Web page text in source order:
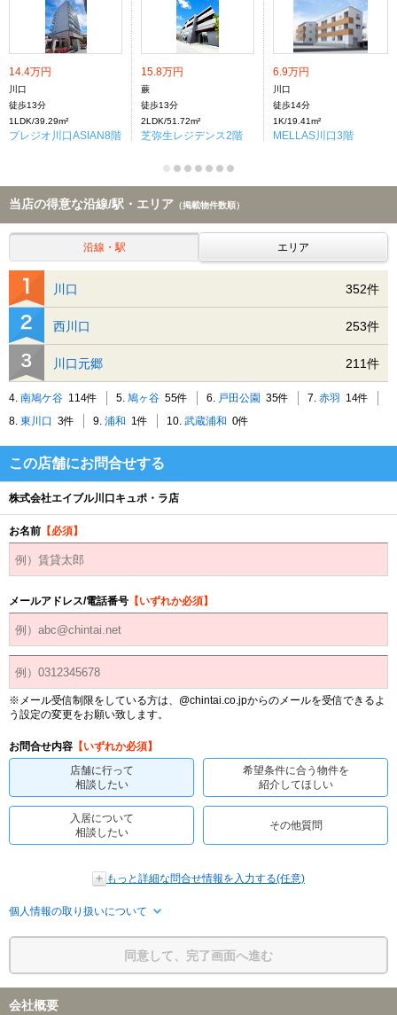
14.4万円
川口
徒歩13分
1LDK/39.29m²
プレジオ川口ASIAN8階
15.8万円
蕨
徒歩13分
2LDK/51.72m²
芝弥生レジデンス2階
6.9万円
川口
徒歩14分
1K/19.41m²
MELLAS川口3階
当店の得意な沿線/駅・エリア （掲載物件数順）
沿線・駅 エリア
川口 352件
西川口 253件
川口元郷 211件
4. 南鳩ケ谷 114件 5. 鳩ヶ谷 55件 6. 戸田公園 35件 7. 赤羽 14件
8. 東川口 3件 9. 浦和 1件 10. 武蔵浦和 0件
この店舗にお問合せする
株式会社エイブル川口キュポ・ラ店
お名前 【必須】
メールアドレス/電話番号 【いずれか必須】
※メール受信制限をしている方は、@chintai.co.jpからのメールを受信できるよ
う設定の変更をお願い致します。
お問合せ内容 【いずれか必須】
店舗に行って
相談したい
希望条件に合う物件を
紹介してほしい
入居について
相談したい
その他質問
もっと詳細な問合せ情報を入力する(任意)
個人情報の取り扱いについて
同意して、完了画面へ進む
会社概要